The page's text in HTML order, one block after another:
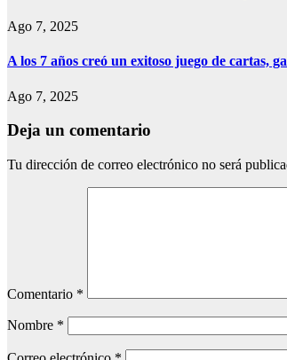
Ago 7, 2025
A los 7 años creó un exitoso juego de cartas,
Ago 7, 2025
Deja un comentario
Tu dirección de correo electrónico no será
Comentario *
Nombre *